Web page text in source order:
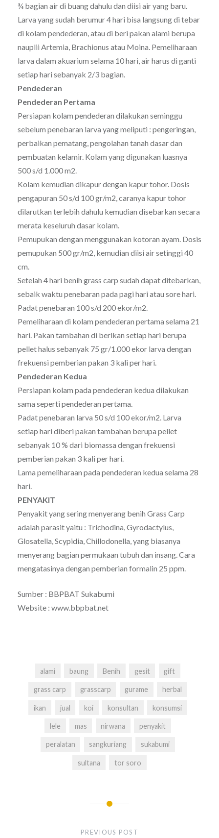
¾ bagian air di buang dahulu dan diisi air yang baru.
Larva yang sudah berumur 4 hari bisa langsung di tebar
di kolam pendederan, atau di beri pakan alami berupa
nauplii Artemia, Brachionus atau Moina. Pemeliharaan
larva dalam akuarium selama 10 hari, air harus di ganti
setiap hari sebanyak 2/3 bagian.
Pendederan
Pendederan Pertama
Persiapan kolam pendederan dilakukan seminggu
sebelum penebaran larva yang meliputi : pengeringan,
perbaikan pematang, pengolahan tanah dasar dan
pembuatan kelamir. Kolam yang digunakan luasnya
500 s/d 1.000 m2.
Kolam kemudian dikapur dengan kapur tohor. Dosis
pengapuran 50 s/d 100 gr/m2, caranya kapur tohor
dilarutkan terlebih dahulu kemudian disebarkan secara
merata keseluruh dasar kolam.
Pemupukan dengan menggunakan kotoran ayam. Dosis
pemupukan 500 gr/m2, kemudian diisi air setinggi 40
cm.
Setelah 4 hari benih grass carp sudah dapat ditebarkan,
sebaik waktu penebaran pada pagi hari atau sore hari.
Padat penebaran 100 s/d 200 ekor/m2.
Pemeliharaan di kolam pendederan pertama selama 21
hari. Pakan tambahan di berikan setiap hari berupa
pellet halus sebanyak 75 gr/1.000 ekor larva dengan
frekuensi pemberian pakan 3 kali per hari.
Pendederan Kedua
Persiapan kolam pada pendederan kedua dilakukan
sama seperti pendederan pertama.
Padat penebaran larva 50 s/d 100 ekor/m2. Larva
setiap hari diberi pakan tambahan berupa pellet
sebanyak 10 % dari biomassa dengan frekuensi
pemberian pakan 3 kali per hari.
Lama pemeliharaan pada pendederan kedua selama 28
hari.
PENYAKIT
Penyakit yang sering menyerang benih Grass Carp
adalah parasit yaitu : Trichodina, Gyrodactylus,
Glosatella, Scypidia, Chillodonella, yang biasanya
menyerang bagian permukaan tubuh dan insang. Cara
mengatasinya dengan pemberian formalin 25 ppm.
Sumber : BBPBAT Sukabumi
Website : www.bbpbat.net
alami baung Benih gesit gift
grass carp grasscarp gurame herbal
ikan jual koi konsultan konsumsi
lele mas nirwana penyakit
peralatan sangkuriang sukabumi
sultana tor soro
PREVIOUS POST